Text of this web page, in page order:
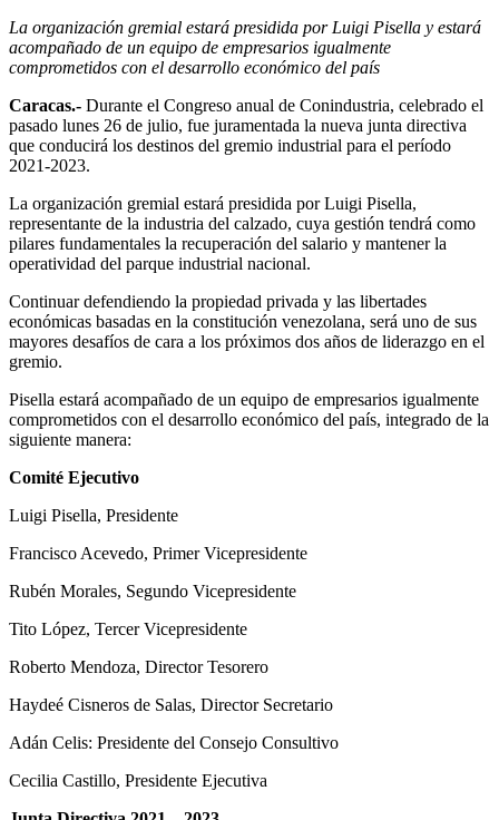
La organización gremial estará presidida por Luigi Pisella y estará
acompañado de un equipo de empresarios igualmente
comprometidos con el desarrollo económico del país
Caracas.- Durante el Congreso anual de Conindustria, celebrado el
pasado lunes 26 de julio, fue juramentada la nueva junta directiva
que conducirá los destinos del gremio industrial para el período
2021-2023.
La organización gremial estará presidida por Luigi Pisella,
representante de la industria del calzado, cuya gestión tendrá como
pilares fundamentales la recuperación del salario y mantener la
operatividad del parque industrial nacional.
Continuar defendiendo la propiedad privada y las libertades
económicas basadas en la constitución venezolana, será uno de sus
mayores desafíos de cara a los próximos dos años de liderazgo en el
gremio.
Pisella estará acompañado de un equipo de empresarios igualmente
comprometidos con el desarrollo económico del país, integrado de la
siguiente manera:
Comité Ejecutivo
Luigi Pisella, Presidente
Francisco Acevedo, Primer Vicepresidente
Rubén Morales, Segundo Vicepresidente
Tito López, Tercer Vicepresidente
Roberto Mendoza, Director Tesorero
Haydeé Cisneros de Salas, Director Secretario
Adán Celis: Presidente del Consejo Consultivo
Cecilia Castillo, Presidente Ejecutiva